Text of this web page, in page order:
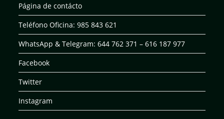
Página de contácto
Teléfono Oficina: 985 843 621
WhatsApp & Telegram: 644 762 371 – 616 187 977
Facebook
Twitter
Instagram